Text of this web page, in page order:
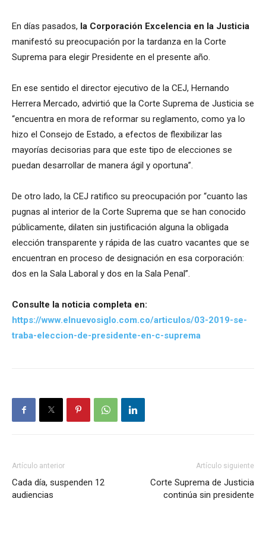
En días pasados, la Corporación Excelencia en la Justicia
manifestó su preocupación por la tardanza en la Corte
Suprema para elegir Presidente en el presente año.
En ese sentido el director ejecutivo de la CEJ, Hernando
Herrera Mercado, advirtió que la Corte Suprema de Justicia se
“encuentra en mora de reformar su reglamento, como ya lo
hizo el Consejo de Estado, a efectos de flexibilizar las
mayorías decisorias para que este tipo de elecciones se
puedan desarrollar de manera ágil y oportuna”.
De otro lado, la CEJ ratifico su preocupación por “cuanto las
pugnas al interior de la Corte Suprema que se han conocido
públicamente, dilaten sin justificación alguna la obligada
elección transparente y rápida de las cuatro vacantes que se
encuentran en proceso de designación en esa corporación:
dos en la Sala Laboral y dos en la Sala Penal”.
Consulte la noticia completa en:
https://www.elnuevosiglo.com.co/articulos/03-2019-se-
traba-eleccion-de-presidente-en-c-suprema
Artículo anterior
Cada día, suspenden 12
audiencias
Artículo siguiente
Corte Suprema de Justicia
continúa sin presidente